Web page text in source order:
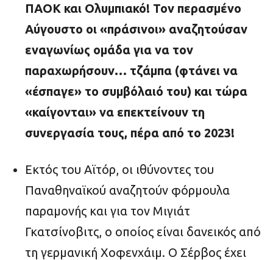
ΠΑΟΚ και Ολυμπιακό! Τον περασμένο
Αύγουστο οι «πράσινοι» αναζητούσαν
εναγωνίως ομάδα για να τον
παραχωρήσουν… τζάμπα (φτάνει να
«έσπαγε» το συμβόλαιό του) και τώρα
«καίγονται» να επεκτείνουν τη
συνεργασία τους, πέρα από το 2023!
Εκτός του Αϊτόρ, οι ιθύνοντες του
Παναθηναϊκού αναζητούν φόρμουλα
παραμονής και για τον Μιγιάτ
Γκατσίνοβιτς, ο οποίος είναι δανεικός από
τη γερμανική Χοφενχάιμ. Ο Σέρβος έχει